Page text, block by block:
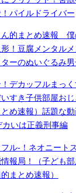
パイルドライバー
ん的まとめ速報 僕
！豆腐メンタル
ーのぬいぐるみ
！デカッフルまっ
すき子供部屋お
め速報）話題な
カいは正義刑事編
ル-！ネオニート
情報局！（子ども
まとめ速報）